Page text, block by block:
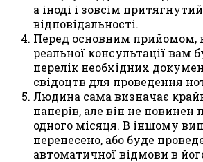
а іноді і зовсім
відповідальності.
Перед основним прийомом,
реальної консультації вам
перелік необхідних
свідоцтв для проведення
Людина сама визначає
паперів, але він не
одного місяця. В іншому
перенесено, або буде
автоматичної відмови в